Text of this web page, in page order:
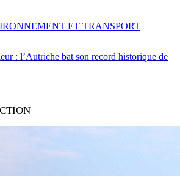
: l’Autriche bat son record historique de
ET TRANSPORT